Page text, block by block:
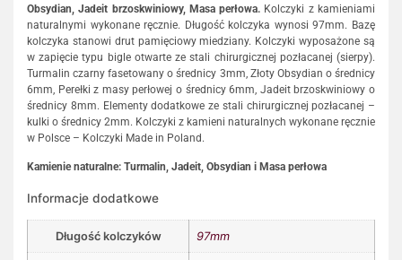
Obsydian, Jadeit brzoskwiniowy, Masa perłowa. Kolczyki z kamieniami
naturalnymi wykonane ręcznie. Długość kolczyka wynosi 97mm. Bazę
kolczyka stanowi drut pamięciowy miedziany. Kolczyki wyposażone są
w zapięcie typu bigle otwarte ze stali chirurgicznej pozłacanej (sierpy).
Turmalin czarny fasetowany o średnicy 3mm, Złoty Obsydian o średnicy
6mm, Perełki z masy perłowej o średnicy 6mm, Jadeit brzoskwiniowy o
średnicy 8mm. Elementy dodatkowe ze stali chirurgicznej pozłacanej –
kulki o średnicy 2mm. Kolczyki z kamieni naturalnych wykonane ręcznie
w Polsce – Kolczyki Made in Poland.
Kamienie naturalne: Turmalin, Jadeit, Obsydian i Masa perłowa
Informacje dodatkowe
Długość kolczyków 97mm